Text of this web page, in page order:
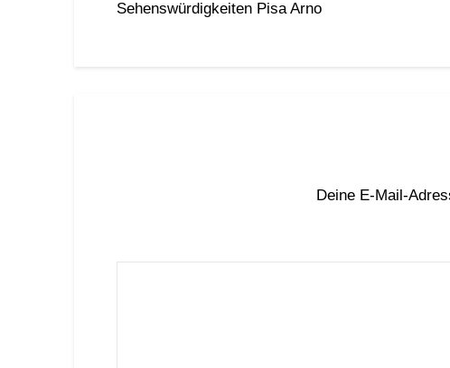
Sehenswürdigkeiten Pisa Arno
Deine E-Mail-